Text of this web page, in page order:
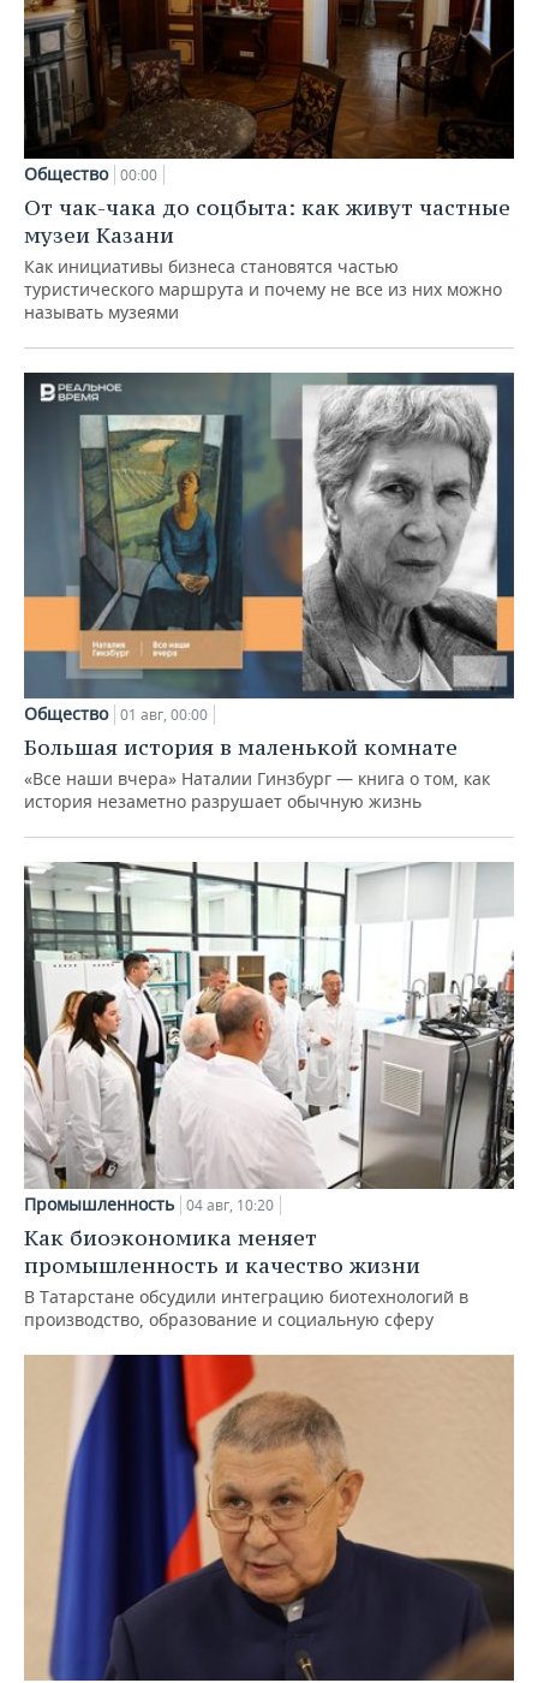
Общество 00:00
От чак-чака до соцбыта: как живут частные
музеи Казани
Как инициативы бизнеса становятся частью
туристического маршрута и почему не все из них можно
называть музеями
Общество 01 авг, 00:00
Большая история в маленькой комнате
«Все наши вчера» Наталии Гинзбург — книга о том, как
история незаметно разрушает обычную жизнь
Промышленность 04 авг, 10:20
Как биоэкономика меняет
промышленность и качество жизни
В Татарстане обсудили интеграцию биотехнологий в
производство, образование и социальную сферу